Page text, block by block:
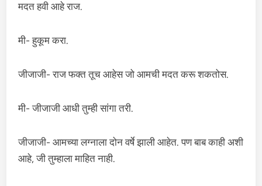
मदत हवी आहे राज.
मी- हुकूम करा.
जीजाजी- राज फक्त तूच आहेस जो आमची मदत करू शकतोस.
मी- जीजाजी आधी तुम्ही सांगा तरी.
जीजाजी- आमच्या लग्नाला दोन वर्षे झाली आहेत. पण बाब काही अशी
आहे, जी तुम्हाला माहित नाही.